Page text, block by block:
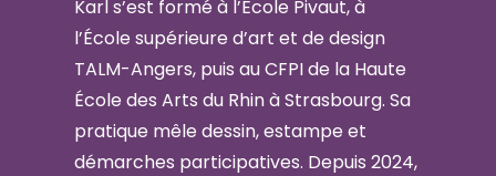
Karl s’est formé à l’École Pivaut, à
l’École supérieure d’art et de design
TALM-Angers, puis au CFPI de la Haute
École des Arts du Rhin à Strasbourg. Sa
pratique mêle dessin, estampe et
démarches participatives. Depuis 2024,